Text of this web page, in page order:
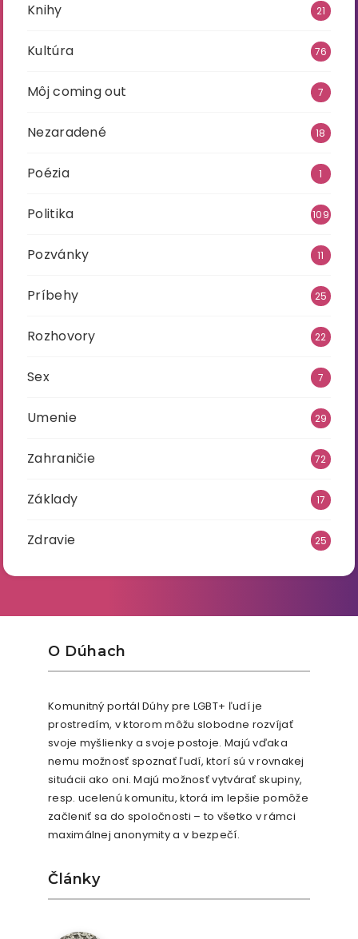
Knihy 21
Kultúra 76
Môj coming out 7
Nezaradené 18
Poézia 1
Politika 109
Pozvánky 11
Príbehy 25
Rozhovory 22
Sex 7
Umenie 29
Zahraničie 72
Základy 17
Zdravie 25
O Dúhach
Komunitný portál Dúhy pre LGBT+ ľudí je
prostredím, v ktorom môžu slobodne rozvíjať
svoje myšlienky a svoje postoje. Majú vďaka
nemu možnosť spoznať ľudí, ktorí sú v rovnakej
situácii ako oni. Majú možnosť vytvárať skupiny,
resp. ucelenú komunitu, ktorá im lepšie pomôže
začleniť sa do spoločnosti – to všetko v rámci
maximálnej anonymity a v bezpečí.
Články